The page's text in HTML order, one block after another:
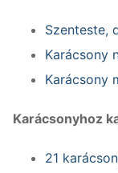
Szenteste,
Karácsony
Karácsony
Karácsonyhoz
21